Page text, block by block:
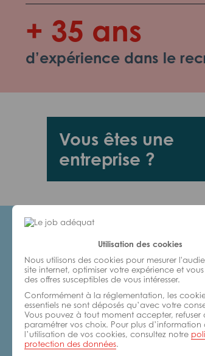
Utilisation des cookies
Nous utilisons des cookies pour mesurer
site internet, optimiser votre expérience et
des offres susceptibles de vous intéresser.
Conformément à la réglementation, les
essentiels ne sont déposés qu’avec votre
Vous pouvez à tout moment accepter, refuser
paramétrer vos choix. Pour plus
l’utilisation de vos cookies, consultez notre
protection des données.
+ 35 ans
d’expérience dans le
Vous êtes une
entreprise ?